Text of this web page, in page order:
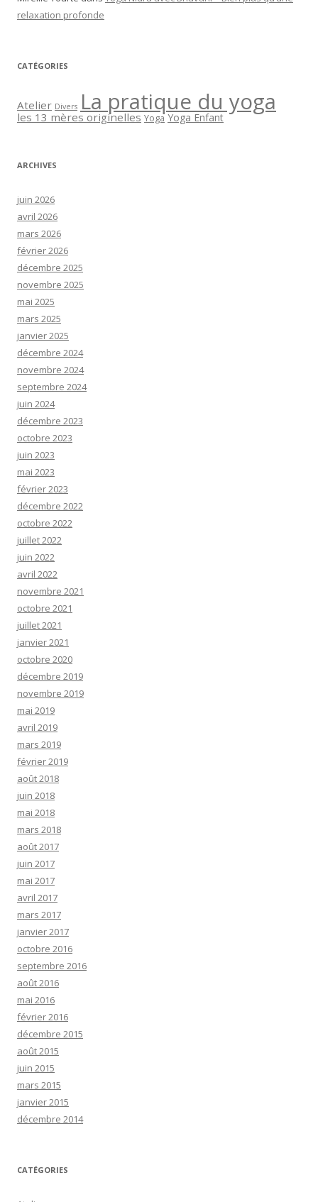
relaxation profonde
CATÉGORIES
Atelier Divers La pratique du yoga
les 13 mères originelles Yoga Yoga Enfant
ARCHIVES
juin 2026
avril 2026
mars 2026
février 2026
décembre 2025
novembre 2025
mai 2025
mars 2025
janvier 2025
décembre 2024
novembre 2024
septembre 2024
juin 2024
décembre 2023
octobre 2023
juin 2023
mai 2023
février 2023
décembre 2022
octobre 2022
juillet 2022
juin 2022
avril 2022
novembre 2021
octobre 2021
juillet 2021
janvier 2021
octobre 2020
décembre 2019
novembre 2019
mai 2019
avril 2019
mars 2019
février 2019
août 2018
juin 2018
mai 2018
mars 2018
août 2017
juin 2017
mai 2017
avril 2017
mars 2017
janvier 2017
octobre 2016
septembre 2016
août 2016
mai 2016
février 2016
décembre 2015
août 2015
juin 2015
mars 2015
janvier 2015
décembre 2014
CATÉGORIES